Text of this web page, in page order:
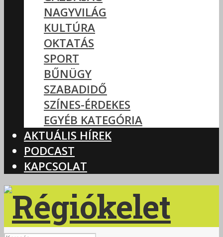
NAGYVILÁG
KULTÚRA
OKTATÁS
SPORT
BŰNÜGY
SZABADIDŐ
SZÍNES-ÉRDEKES
EGYÉB KATEGÓRIA
AKTUÁLIS HÍREK
PODCAST
KAPCSOLAT